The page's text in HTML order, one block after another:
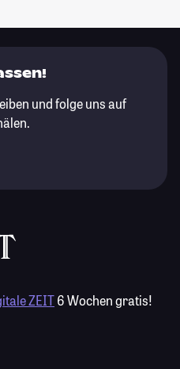
und folge uns auf
ZEIT6 Wochen gratis!